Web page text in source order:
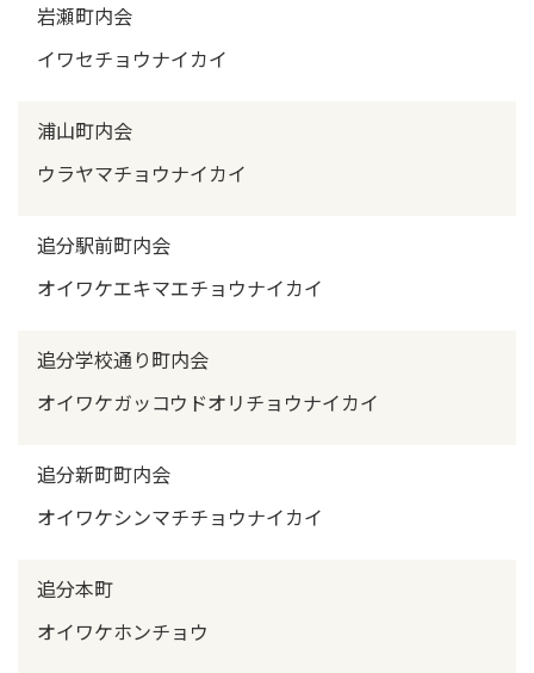
岩瀬町内会
イワセチョウナイカイ
浦山町内会
ウラヤマチョウナイカイ
追分駅前町内会
オイワケエキマエチョウナイカイ
追分学校通り町内会
オイワケガッコウドオリチョウナイカイ
追分新町町内会
オイワケシンマチチョウナイカイ
追分本町
オイワケホンチョウ